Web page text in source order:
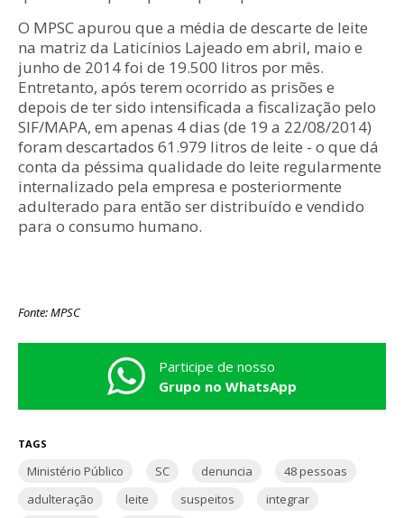
O MPSC apurou que a média de descarte de leite
na matriz da Laticínios Lajeado em abril, maio e
junho de 2014 foi de 19.500 litros por mês.
Entretanto, após terem ocorrido as prisões e
depois de ter sido intensificada a fiscalização pelo
SIF/MAPA, em apenas 4 dias (de 19 a 22/08/2014)
foram descartados 61.979 litros de leite - o que dá
conta da péssima qualidade do leite regularmente
internalizado pela empresa e posteriormente
adulterado para então ser distribuído e vendido
para o consumo humano.
Fonte: MPSC
Participe de nosso
Grupo no WhatsApp
TAGS
Ministério Público SC denuncia
48 pessoas
adulteração
leite suspeitos
integrar